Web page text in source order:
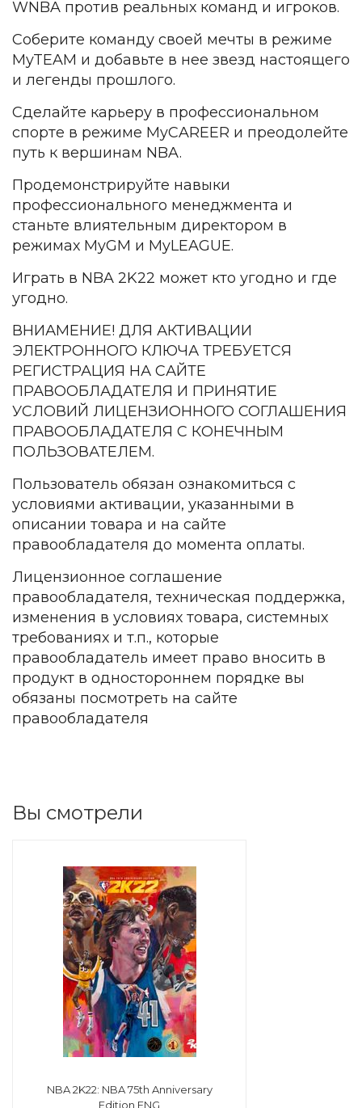
WNBA против реальных команд и игроков.
Соберите команду своей мечты в режиме
MyTEAM и добавьте в нее звезд настоящего
и легенды прошлого.
Сделайте карьеру в профессиональном
спорте в режиме MyCAREER и преодолейте
путь к вершинам NBA.
Продемонстрируйте навыки
профессионального менеджмента и
станьте влиятельным директором в
режимах MyGM и MyLEAGUE.
Играть в NBA 2K22 может кто угодно и где
угодно.
ВНИАМЕНИЕ! ДЛЯ АКТИВАЦИИ
ЭЛЕКТРОННОГО КЛЮЧА ТРЕБУЕТСЯ
РЕГИСТРАЦИЯ НА САЙТЕ
ПРАВООБЛАДАТЕЛЯ И ПРИНЯТИЕ
УСЛОВИЙ ЛИЦЕНЗИОННОГО СОГЛАШЕНИЯ
ПРАВООБЛАДАТЕЛЯ С КОНЕЧНЫМ
ПОЛЬЗОВАТЕЛЕМ.
Пользователь обязан ознакомиться с
условиями активации, указанными в
описании товара и на сайте
правообладателя до момента оплаты.
Лицензионное соглашение
правообладателя, техническая поддержка,
изменения в условиях товара, системных
требованиях и т.п., которые
правообладатель имеет право вносить в
продукт в одностороннем порядке вы
обязаны посмотреть на сайте
правообладателя
Вы смотрели
NBA 2K22: NBA 75th Anniversary
Edition ENG